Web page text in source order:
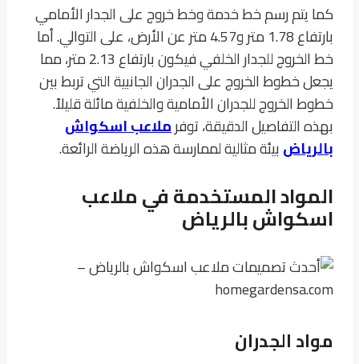
كما يتم رسم خط خدمة وخط خروج على الجدار الأمامي
بارتفاع 1.78 متر و4.57 متر عن الأرض، على التوالي. أما
خط الخروج للجدار الخلفي فيكون بارتفاع 2.13 متر، مما
يجعل خطوط الخروج على الجدران الجانبية التي تربط بين
خطوط الخروج للجدران الأمامية والخلفية مائلة قليلاً.
بهذه التفاصيل الدقيقة، توفرملاعب اسكواش
بالرياض بيئة مثالية لممارسة هذه الرياضة الرائعة.
المواد المستخدمة في ملاعب
اسكواش بالرياض
مواد الجدران